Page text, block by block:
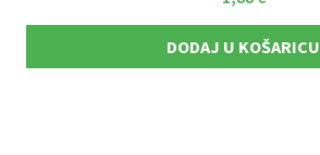
DODAJ U KOŠARICU